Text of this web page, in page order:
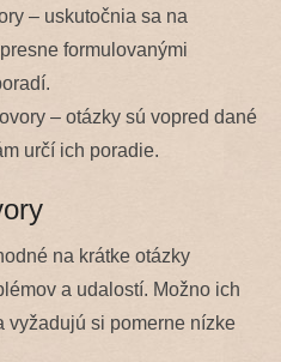
– uskutočnia sa na
formulovanými
– otázky sú vopred dané
určí ich poradie.
na krátke otázky
a udalostí. Možno ich
vyžadujú si pomerne nízke